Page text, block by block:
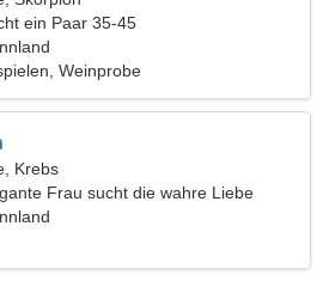
ein Paar 35-45
Weinprobe
Krebs
Frau sucht die wahre Liebe